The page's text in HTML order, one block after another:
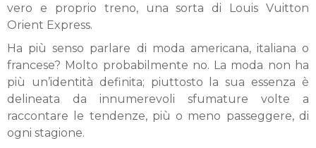
vero e proprio treno, una sorta di Louis Vuitton
Orient Express.
Ha più senso parlare di moda americana, italiana o
francese? Molto probabilmente no. La moda non ha
più un’identità definita; piuttosto la sua essenza è
delineata da innumerevoli sfumature volte a
raccontare le tendenze, più o meno passeggere, di
ogni stagione.